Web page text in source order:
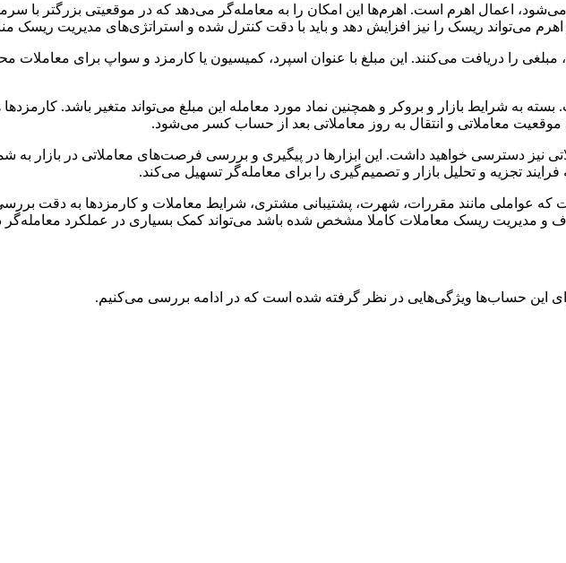
اعمال اهرم است. اهرم‌ها این امکان را به معامله‌گر می‌دهد که در موقعیتی بزرگتر با
اهرم می‌تواند ریسک را نیز افزایش دهد و باید با دقت کنترل شده و استراتژی‌های مدیریت ریسک
را دریافت می‌کنند. این مبلغ با عنوان اسپرد، کمیسیون یا کارمزد و سواپ برای
به شرایط بازار و بروکر و همچنین نماد مورد معامله این مبلغ می‌تواند متغیر باشد. کارمزد‌ها
معاملاتی و انتقال به روز معاملاتی بعد از حساب کسر می‌شود.
نیز دسترسی خواهید داشت. این ابزارها در پیگیری و بررسی فرصت‌های معاملاتی در بازار به
تجزیه و تحلیل بازار و تصمیم‌گیری را برای معامله‌گر تسهیل می‌کند.
که عواملی مانند مقررات، شهرت، پشتیبانی مشتری، شرایط معاملات و کارمزد‌ها به دقت
و مدیریت ریسک معاملات کاملا مشخص شده باشد می‌تواند کمک بسیاری در عملکرد معامله‌گر
این حساب‌ها ویژگی‌هایی در نظر گرفته شده است که در ادامه بررسی می‌کنیم.